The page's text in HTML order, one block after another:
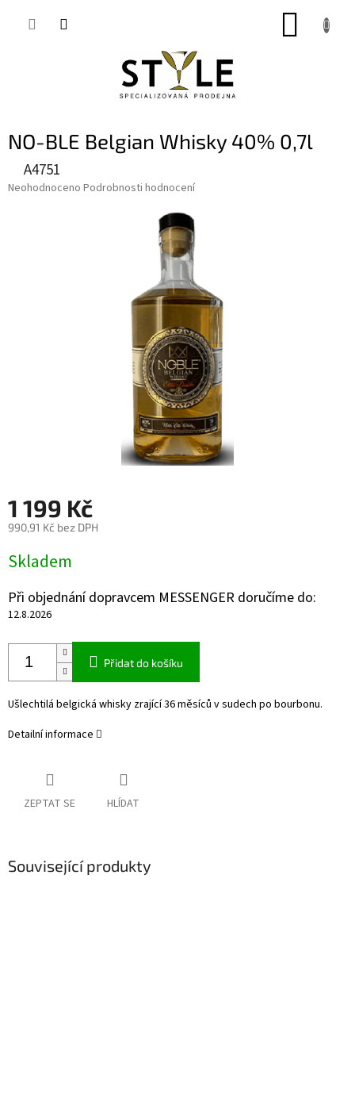
NO-BLE Belgian Whisky 40% 0,7l
A4751
Průměrné
Neohodnoceno Podrobnosti hodnocení
1 199 Kč
990,91 Kč bez DPH
cena:
Skladem
Při objednání dopravcem MESSENGER doručíme do:
12.8.2026
Přidat do košíku
Ušlechtilá belgická whisky zrající 36 měsíců v sudech po bourbonu.
Detailní informace
ZEPTAT SE HLÍDAT
Související produkty